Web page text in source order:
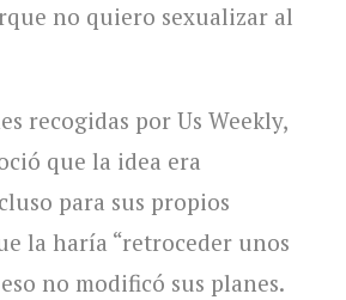
no quiero sexualizar al
recogidas por Us Weekly,
que la idea era
para sus propios
la haría “retroceder unos
no modificó sus planes.